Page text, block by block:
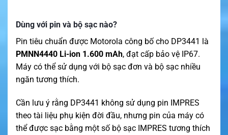
Dùng với pin và bộ sạc nào?
Pin tiêu chuẩn được Motorola công bố cho DP3441 là
PMNN4440 Li-ion 1.600 mAh, đạt cấp bảo vệ IP67.
Máy có thể sử dụng với bộ sạc đơn và bộ sạc nhiều
ngăn tương thích.
Cần lưu ý rằng DP3441 không sử dụng pin IMPRES
theo tài liệu phụ kiện đời đầu, nhưng pin của máy có
thể được sạc bằng một số bộ sạc IMPRES tương thích